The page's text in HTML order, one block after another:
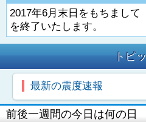
2017年6月末日をもちまして
を終了いたします。
トピ
最新の震度速報
前後一週間の今日は何の日